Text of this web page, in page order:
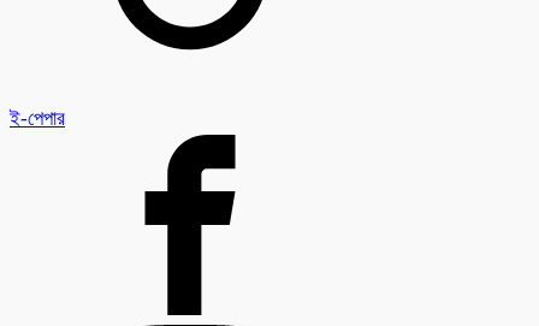
ই-পেপার